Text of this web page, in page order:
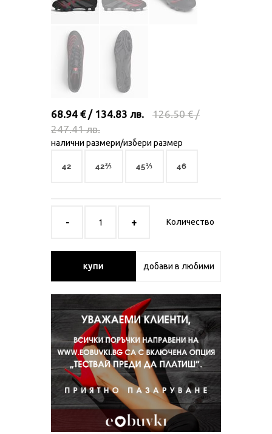
68.94 € / 134.83 лв.
126.50 € /
247.41 лв.
налични размери/избери размер
42 42⅔ 45⅓ 46
Количество
купи добави в любими